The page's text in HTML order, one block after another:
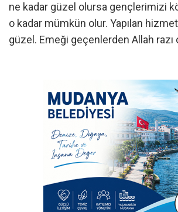
ne kadar güzel olursa gençlerimizi
o kadar mümkün olur. Yapılan
güzel. Emeği geçenlerden Allah razı